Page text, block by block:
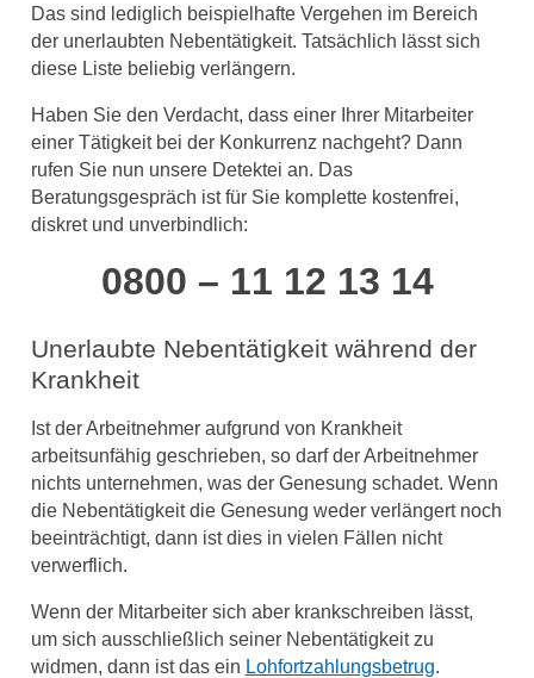
Das sind lediglich beispielhafte Vergehen im Bereich
der unerlaubten Nebentätigkeit. Tatsächlich lässt sich
diese Liste beliebig verlängern.
Haben Sie den Verdacht, dass einer Ihrer Mitarbeiter
einer Tätigkeit bei der Konkurrenz nachgeht? Dann
rufen Sie nun unsere Detektei an. Das
Beratungsgespräch ist für Sie komplette kostenfrei,
diskret und unverbindlich:
0800 – 11 12 13 14
Unerlaubte Nebentätigkeit während der
Krankheit
Ist der Arbeitnehmer aufgrund von Krankheit
arbeitsunfähig geschrieben, so darf der Arbeitnehmer
nichts unternehmen, was der Genesung schadet. Wenn
die Nebentätigkeit die Genesung weder verlängert noch
beeinträchtigt, dann ist dies in vielen Fällen nicht
verwerflich.
Wenn der Mitarbeiter sich aber krankschreiben lässt,
um sich ausschließlich seiner Nebentätigkeit zu
widmen, dann ist das ein Lohfortzahlungsbetrug.